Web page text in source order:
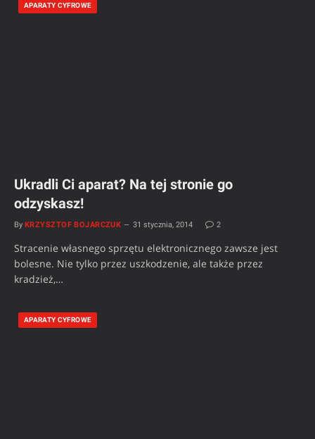
APARATY CYFROWE
Ukradli Ci aparat? Na tej stronie go
odzyskasz!
By KRZYSZTOF BOJARCZUK 31 stycznia, 2014 2
Stracenie własnego sprzętu elektronicznego zawsze jest
bolesne. Nie tylko przez uszkodzenie, ale także przez
kradzież,…
APARATY CYFROWE